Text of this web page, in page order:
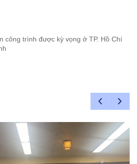
công trình được kỳ vọng ở TP. Hồ Chí